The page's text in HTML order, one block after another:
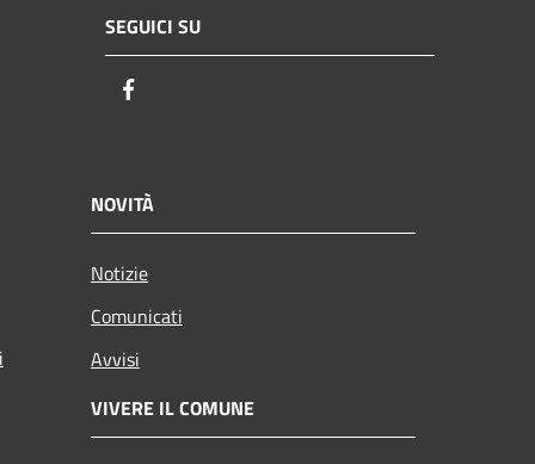
SEGUICI SU
NOVITÀ
Notizie
Comunicati
Avvisi
VIVERE IL COMUNE